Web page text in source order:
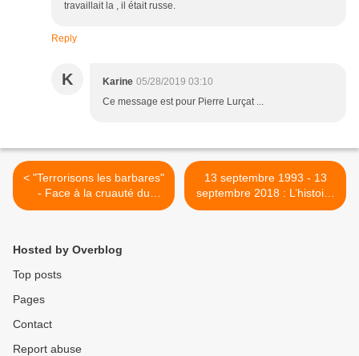
travaillait la , il était russe.
Reply
K Karine 05/28/2019 03:10
Ce message est pour Pierre Lurçat ...
< "Terrorisons les barbares"
- Face à la cruauté du
Hamas, l’humanité d’Israël
13 septembre 1993 - 13
septembre 2018 : L’histoire
secrète d’Oslo - ou
Hosted by Overblog
Top posts
Pages
Contact
Report abuse